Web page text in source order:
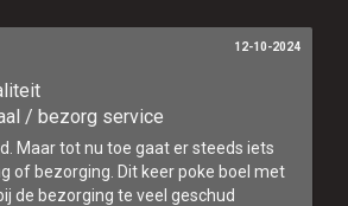
/ bezorg service
Maar tot nu toe gaat er steeds iets
of bezorging. Dit keer poke boel met
de bezorging te veel geschud
12-10-2024